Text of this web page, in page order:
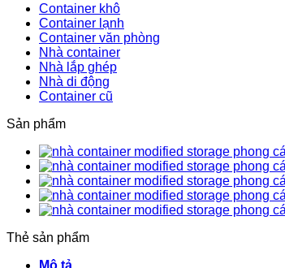
Container khô
Container lạnh
Container văn phòng
Nhà container
Nhà lắp ghép
Nhà di động
Container cũ
Sản phẩm
Thẻ sản phẩm
Mô tả